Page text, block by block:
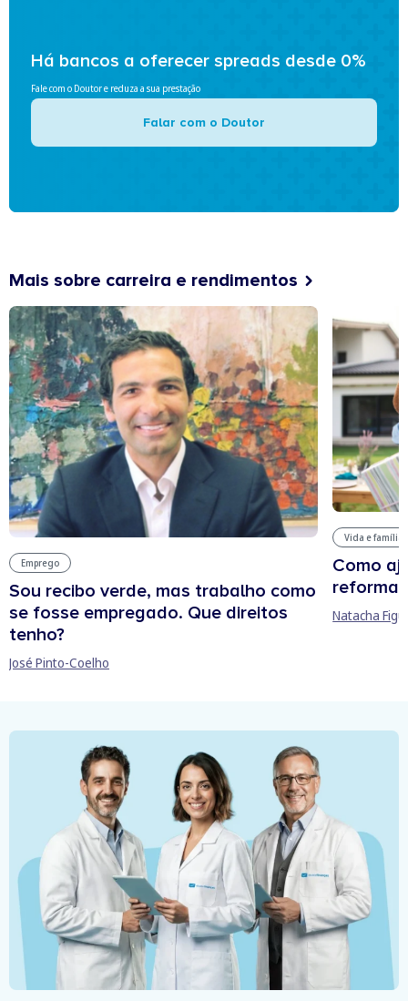
Há bancos a oferecer spreads desde 0%
Fale com o Doutor e reduza a sua prestação
Falar com o Doutor
Mais sobre carreira e rendimentos
Emprego
Sou recibo verde, mas trabalho como
se fosse empregado. Que direitos
tenho?
José Pinto-Coelho
Vida e família
Como
reforma
Natacha